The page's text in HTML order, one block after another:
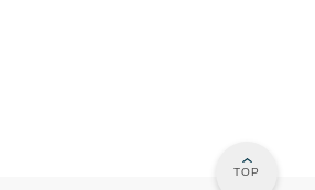
TOP